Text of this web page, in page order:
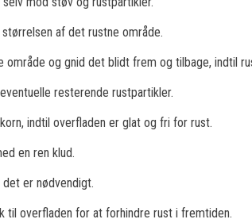
af det rustne område.
og gnid det blidt frem og tilbage, indtil
resterende rustpartikler.
indtil overfladen er glat og fri for rust.
en ren klud.
er nødvendigt.
til overfladen for at forhindre rust i fremtiden.